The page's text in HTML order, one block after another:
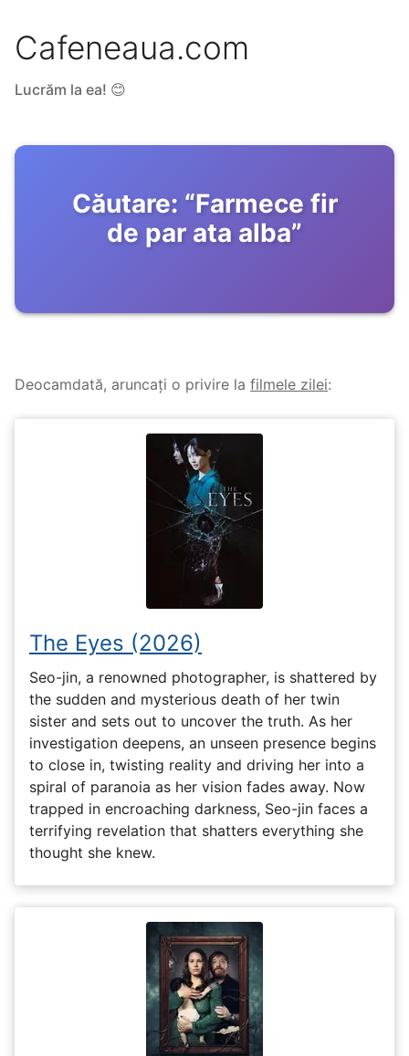
Cafeneaua.com
Lucrăm la ea! 😊
Căutare: “Farmece fir
de par ata alba”
Deocamdată, aruncați o privire la filmele zilei:
The Eyes (2026)
Seo-jin, a renowned photographer, is shattered by
the sudden and mysterious death of her twin
sister and sets out to uncover the truth. As her
investigation deepens, an unseen presence begins
to close in, twisting reality and driving her into a
spiral of paranoia as her vision fades away. Now
trapped in encroaching darkness, Seo-jin faces a
terrifying revelation that shatters everything she
thought she knew.